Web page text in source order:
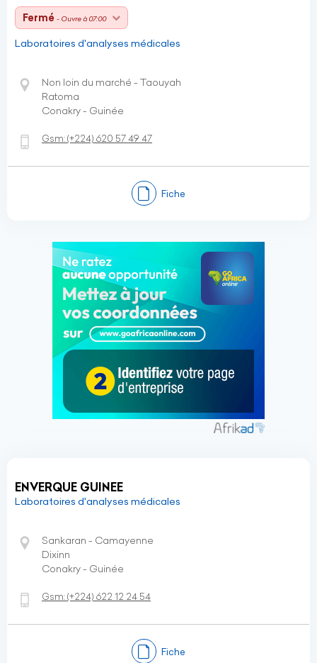
Fermé - Ouvre à 07:00
Laboratoires d'analyses médicales
Non loin du marché - Taouyah
Ratoma
Conakry - Guinée
Gsm:(+224) 620 57 49 47
Fiche
ENVERQUE GUINEE
Laboratoires d'analyses médicales
Sankaran - Camayenne
Dixinn
Conakry - Guinée
Gsm:(+224) 622 12 24 54
Fiche